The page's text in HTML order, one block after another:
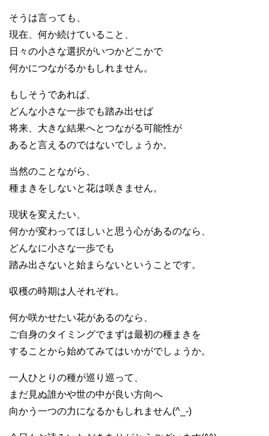
そうは言っても、
現在、何か続けていること、
日々の小さな選択がいつかどこかで
何かにつながるかもしれません。
もしそうであれば、
どんな小さな一歩でも踏み出せば
将来、大きな結果へとつながる可能性が
あると言えるのではないでしょうか。
当然のことながら、
種まきをしないと花は咲きません。
現状を変えたい、
何かが変わってほしいと思う心があるのなら、
どんなに小さな一歩でも
踏み出さないと始まらないということです。
収穫の時期は人それぞれ。
何か咲かせたい花があるのなら、
ご自身のタイミングでまずは最初の種まきを
することから始めてみてはいかがでしょうか。
一人ひとりの種が巡り巡って、
まだ見ぬ誰かや世の中が良い方向へ
向かう一つの力になるかもしれません(^_-)